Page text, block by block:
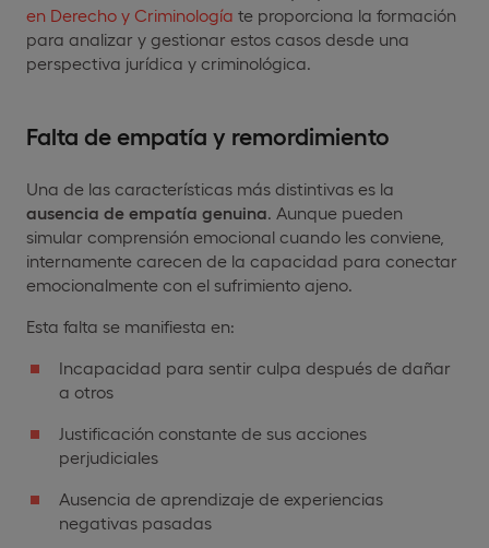
en Derecho y Criminología te proporciona la formación
para analizar y gestionar estos casos desde una
perspectiva jurídica y criminológica.
Falta de empatía y remordimiento
Una de las características más distintivas es la
ausencia de empatía genuina. Aunque pueden
simular comprensión emocional cuando les conviene,
internamente carecen de la capacidad para conectar
emocionalmente con el sufrimiento ajeno.
Esta falta se manifiesta en:
Incapacidad para sentir culpa después de dañar
a otros
Justificación constante de sus acciones
perjudiciales
Ausencia de aprendizaje de experiencias
negativas pasadas